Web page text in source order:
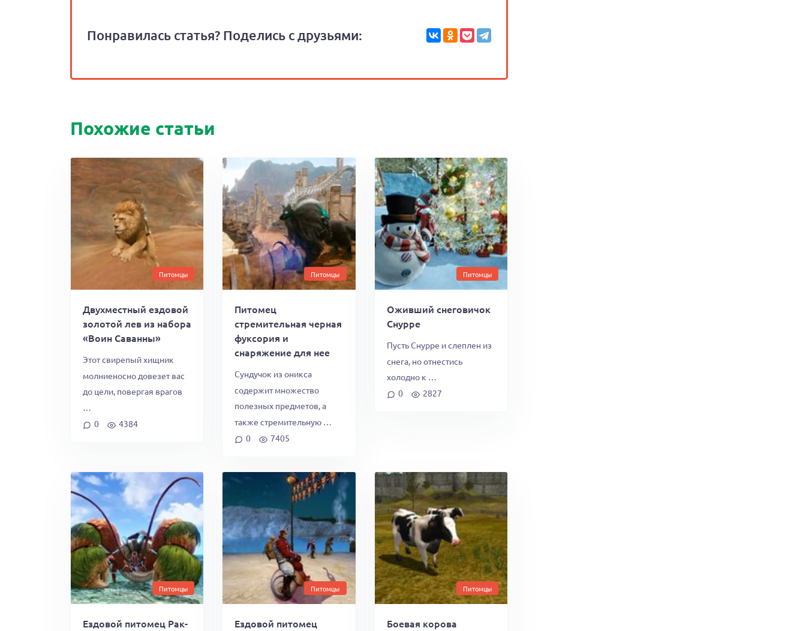
Понравилась статья? Поделись с друзьями:
Похожие статьи
Питомцы
Двухместный ездовой
золотой лев из набора
«Воин Саванны»
Этот свирепый хищник
молниеносно довезет вас
до цели, повергая врагов
…
0
4384
Питомцы
Питомец
стремительная черная
фуксория и
снаряжение для нее
Сундучок из оникса
содержит множество
полезных предметов, а
также стремительную …
0
7405
Питомцы
Оживший снеговичок
Снурре
Пусть Снурре и слеплен из
снега, но отнестись
холодно к …
0
2827
Питомцы
Ездовой питомец Рак-
Питомцы
Ездовой питомец
Питомцы
Боевая корова